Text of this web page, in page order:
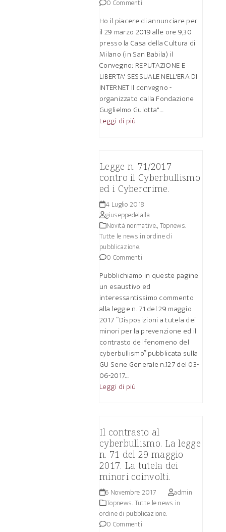
0 Commenti
Ho il piacere di annunciare per
il 29 marzo 2019 alle ore 9,30
presso la Casa della Cultura di
Milano (in San Babila) il
Convegno: REPUTAZIONE E
LIBERTA' SESSUALE NELL'ERA DI
INTERNET Il convegno -
organizzato dalla Fondazione
Guglielmo Gulotta"…
Leggi di più
Legge n. 71/2017
contro il Cyberbullismo
ed i Cybercrime.
4 Luglio 2018
giuseppedelalla
Novità normative.,Topnews.
Tutte le news in ordine di
pubblicazione.
0 Commenti
Pubblichiamo in queste pagine
un esaustivo ed
interessantissimo commento
alla legge n. 71 del 29 maggio
2017 “Disposizioni a tutela dei
minori per la prevenzione ed il
contrasto del fenomeno del
cyberbullismo” pubblicata sulla
GU Serie Generale n.127 del 03-
06-2017…
Leggi di più
Il contrasto al
cyberbullismo. La legge
n. 71 del 29 maggio
2017. La tutela dei
minori coinvolti.
6 Novembre 2017
admin
Topnews. Tutte le news in
ordine di pubblicazione.
0 Commenti